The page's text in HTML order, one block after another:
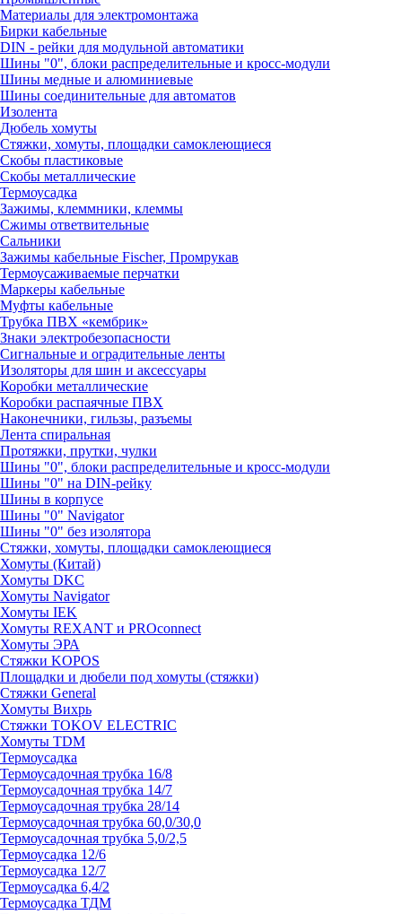
Материалы для электромонтажа
Бирки кабельные
DIN - рейки для модульной автоматики
Шины "0", блоки распределительные и кросс-модули
Шины медные и алюминиевые
Шины соединительные для автоматов
Изолента
Дюбель хомуты
Стяжки, хомуты, площадки самоклеющиеся
Скобы пластиковые
Скобы металлические
Термоусадка
Зажимы, клеммники, клеммы
Сжимы ответвительные
Сальники
Зажимы кабельные Fischer, Промрукав
Термоусаживаемые перчатки
Маркеры кабельные
Муфты кабельные
Трубка ПВХ «кембрик»
Знаки электробезопасности
Сигнальные и оградительные ленты
Изоляторы для шин и аксессуары
Коробки металлические
Коробки распаячные ПВХ
Наконечники, гильзы, разъемы
Лента спиральная
Протяжки, прутки, чулки
Шины "0", блоки распределительные и кросс-модули
Шины "0" на DIN-рейку
Шины в корпусе
Шины "0" Navigator
Шины "0" без изолятора
Стяжки, хомуты, площадки самоклеющиеся
Хомуты (Китай)
Хомуты DKC
Хомуты Navigator
Хомуты IEK
Хомуты REXANT и PROconnect
Хомуты ЭРА
Стяжки KOPOS
Площадки и дюбели под хомуты (стяжки)
Стяжки General
Хомуты Вихрь
Стяжки TOKOV ELECTRIC
Хомуты TDM
Термоусадка
Термоусадочная трубка 16/8
Термоусадочная трубка 14/7
Термоусадочная трубка 28/14
Термоусадочная трубка 60,0/30,0
Термоусадочная трубка 5,0/2,5
Термоусадка 12/6
Термоусадка 12/7
Термоусадка 6,4/2
Термоусадка ТДМ